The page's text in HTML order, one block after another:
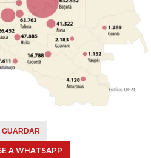
GUARDAR
A WHATSAPP